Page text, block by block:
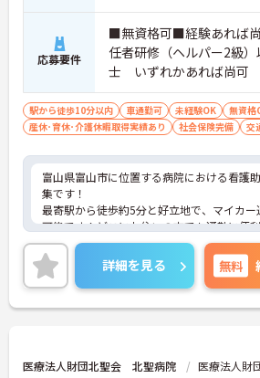
応募要件
■無資格可■経験あれば
任者研修（ヘルパー2級
士 いずれかあれば尚可
駅から徒歩10分以内 車通勤可 未経験OK
無資格
産休･育休･介護休暇取得実績あり
社会保険完備 交
富山県富山市に位置する病院における看護
集です！
最寄駅から徒歩約5分と好立地で、マイカー
可能です！どこにお住いの方でも通勤に便
いですね♪
無資格の方や未経験の方もご応募可能です。
のある方には、面接対策ポイントなど、さ
をご案内しますのでお気軽にご相談くださ
詳細を見る 無料
医療法人財団北聖会 北聖病院 医療法人財